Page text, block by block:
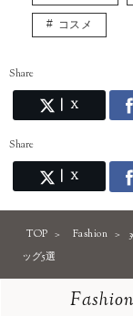
コスメ
Share
X
Share
X
TOP Fashion
ッグ5選
Fashion